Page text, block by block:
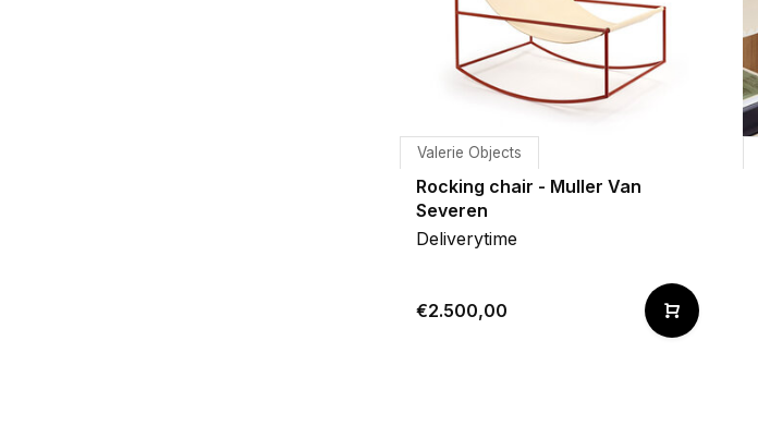
Valerie Objects
Rocking chair - Muller Van
Severen
Deliverytime
€2.500,00